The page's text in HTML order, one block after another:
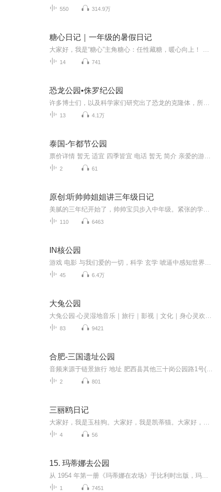
550 314.9万
糖心日记｜一年级的暑假日记
14 741
恐龙公园•侏罗纪公园
13 4.1万
泰国-乍都节公园
2 61
原创:听帅帅姐姐讲三年级日记
110 6463
IN核公园
45 6.4万
大兔公园
83 9421
合肥-三国遗址公园
2 801
三丽鸥日记
4 56
15. 玛蒂娜去公园
1 7451